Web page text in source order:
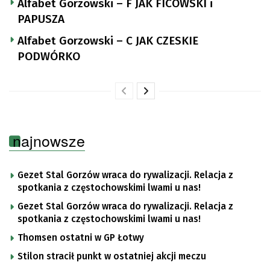
Alfabet Gorzowski – F JAK FICOWSKI i
PAPUSZA
Alfabet Gorzowski – C JAK CZESKIE
PODWÓRKO
najnowsze
Gezet Stal Gorzów wraca do rywalizacji. Relacja z
spotkania z częstochowskimi lwami u nas!
Gezet Stal Gorzów wraca do rywalizacji. Relacja z
spotkania z częstochowskimi lwami u nas!
Thomsen ostatni w GP Łotwy
Stilon stracił punkt w ostatniej akcji meczu